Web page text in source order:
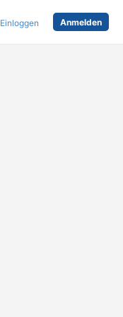
Einloggen Anmelden